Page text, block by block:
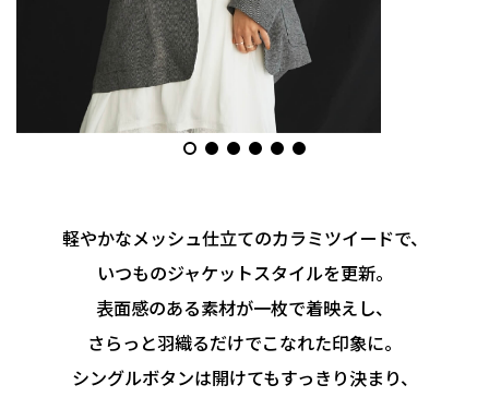
軽やかなメッシュ仕立てのカラミツイードで、
いつものジャケットスタイルを更新。
表面感のある素材が一枚で着映えし、
さらっと羽織るだけでこなれた印象に。
シングルボタンは開けてもすっきり決まり、